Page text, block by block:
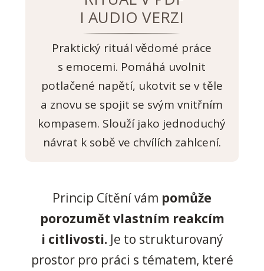
I AUDIO VERZI
Praktický rituál vědomé práce
s emocemi. Pomáhá uvolnit
potlačené napětí, ukotvit se v těle
a znovu se spojit se svým vnitřním
kompasem. Slouží jako jednoduchý
návrat k sobě ve chvílích zahlcení.
Princip Cítění vám pomůže
porozumět vlastním reakcím
i citlivosti.Je to strukturovaný
prostor pro práci s tématem, které